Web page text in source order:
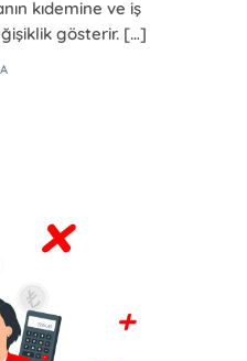
kıdemine ve iş
gösterir. […]